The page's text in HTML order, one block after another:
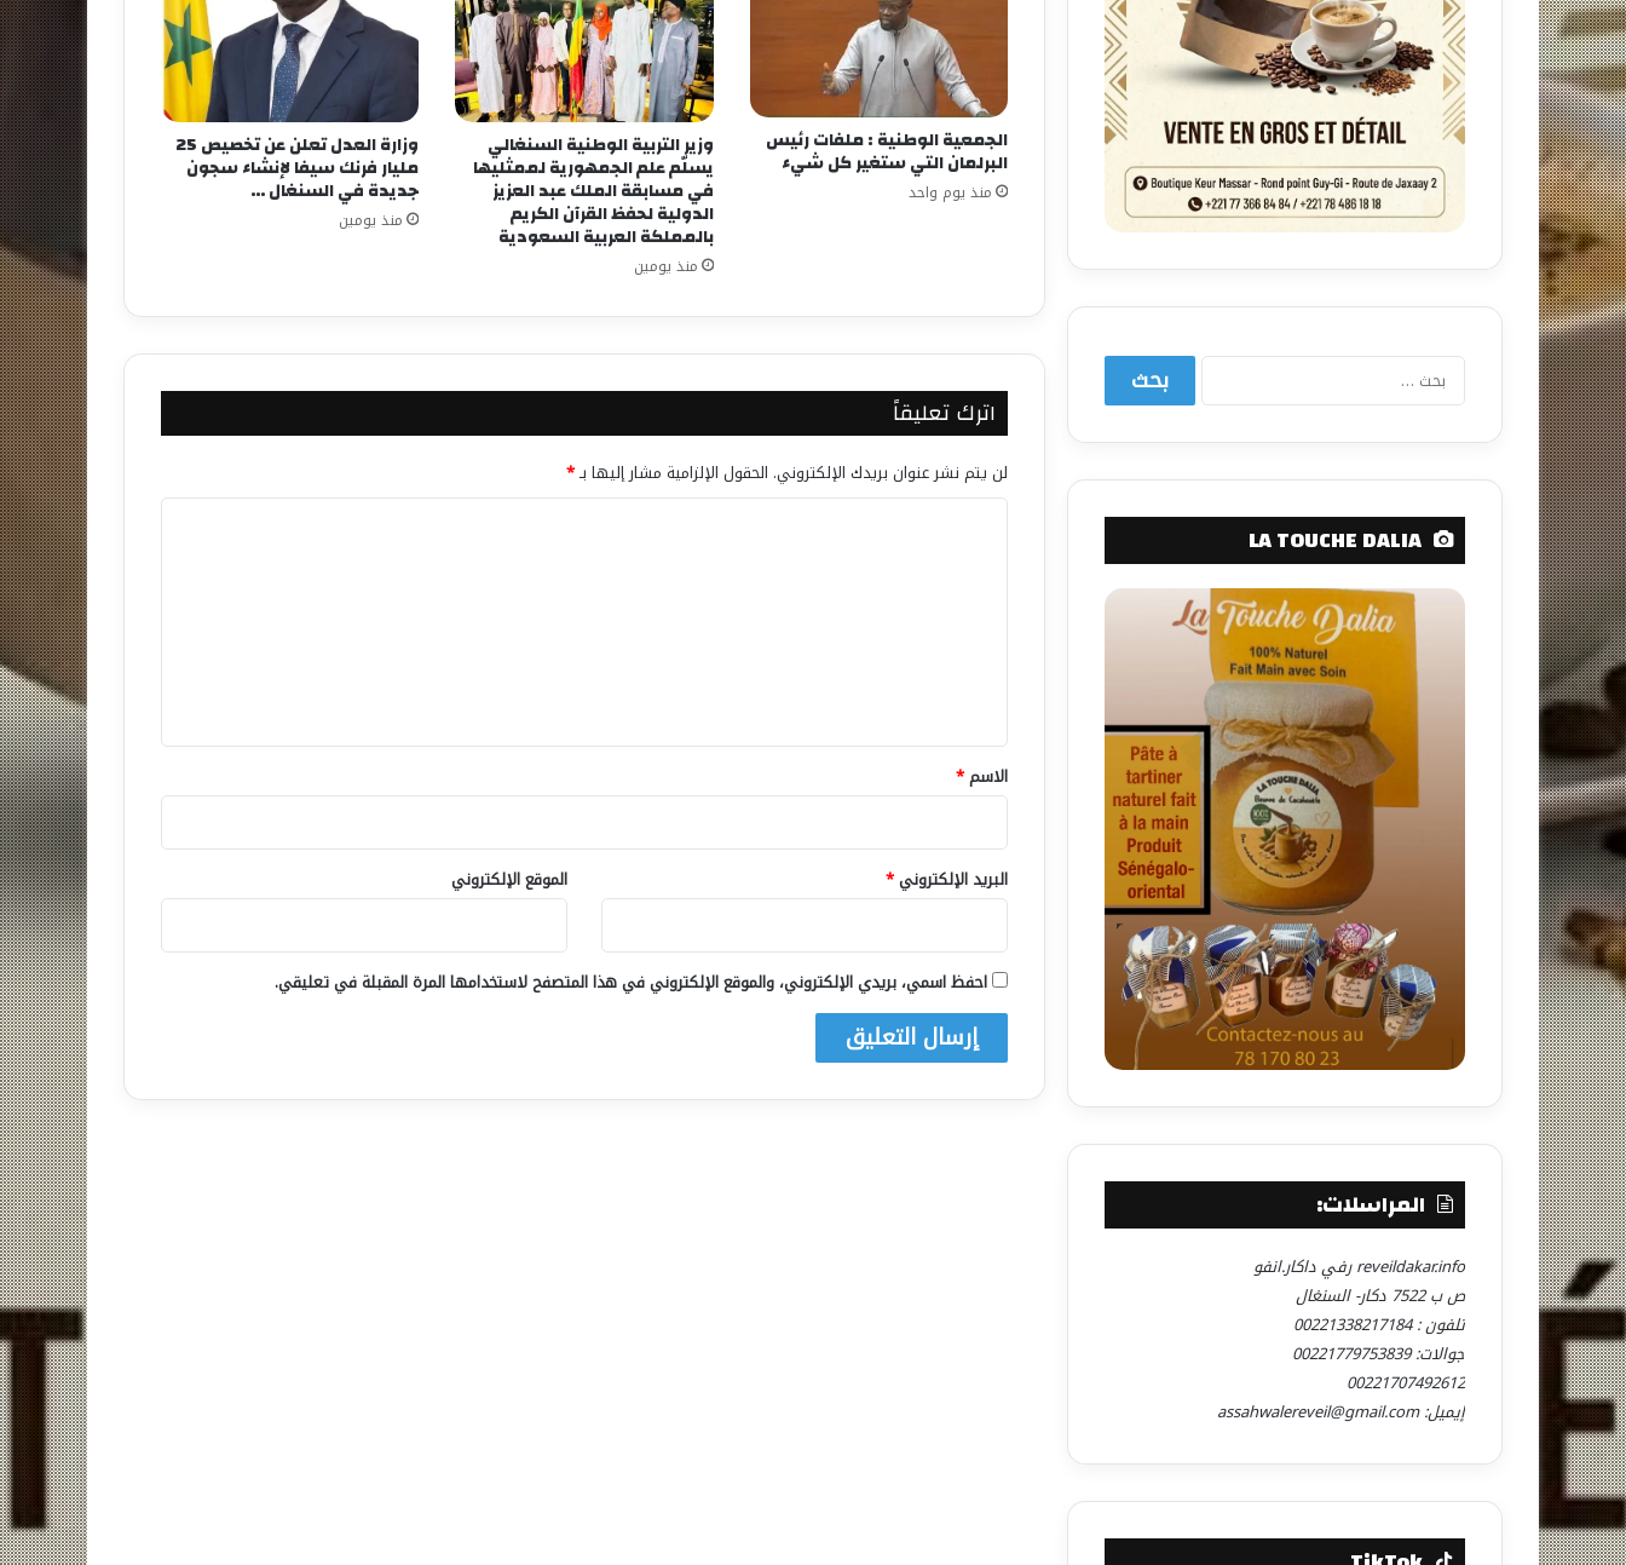
الجمعية الوطنية : ملفات رئيس
البرلمان التي ستغير كل شيء
منذ يوم واحد
وزير التربية الوطنية السنغالي
يسلّم علم الجمهورية لممثليها
في مسابقة الملك عبد العزيز
الدولية لحفظ القرآن الكريم
بالمملكة العربية السعودية
منذ يومين
وزارة العدل تعلن عن تخصيص 25
مليار فرنك سيفا لإنشاء سجون
جديدة في السنغال …
منذ يومين
اترك تعليقاً
لن يتم نشر عنوان بريدك الإلكتروني. الحقول الإلزامية مشار إليها بـ*
*
الاسم*
البريد الإلكتروني* الموقع الإلكتروني
احفظ اسمي، بريدي الإلكتروني، والموقع الإلكتروني في هذا المتصفح لاستخدامها المرة المقبلة في تعليقي.
البحث
LA TOUCHE DALIA
المراسلات:
reveildakar.info رفي داكار.انفو
ص ب 7522 دكار- السنغال
تلفون : 00221338217184
جوالات: 00221779753839
00221707492612
إيميل: assahwalereveil@gmail.com